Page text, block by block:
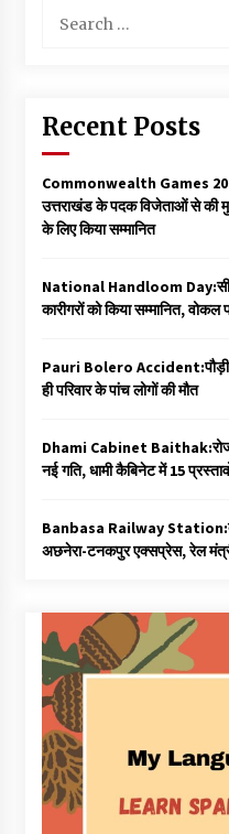
for:
Recent Posts
Commonwealth Games
उत्तराखंड के पदक विजेताओं से की
के लिए किया सम्मानित
National Handloom
कारीगरों को किया सम्मानित, वोकल
Pauri Bolero Accident:पौड़ी-
ही परिवार के पांच लोगों की मौत
Dhami Cabinet
नई गति, धामी कैबिनेट में 15
Banbasa Railway
अछनेरा-टनकपुर एक्सप्रेस, रेल